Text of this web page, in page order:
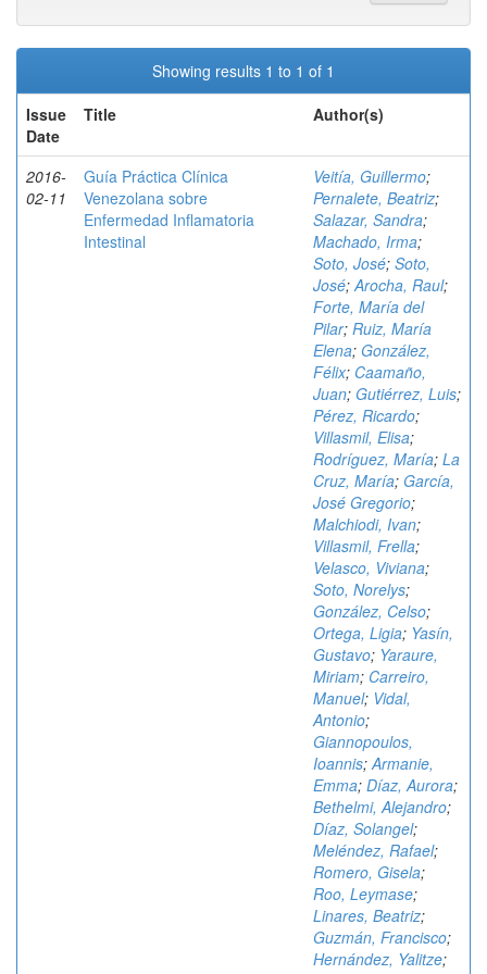
Showing results 1 to 1 of 1
Issue
Date
Title Author(s)
2016-
02-11
Guía Práctica Clínica
Venezolana sobre
Enfermedad Inflamatoria
Intestinal
Veitía, Guillermo;
Pernalete, Beatriz;
Salazar, Sandra;
Machado, Irma;
Soto, José; Soto,
José;Arocha, Raul;
Forte, María del
Pilar; Ruiz, María
Elena; González,
Félix; Caamaño,
Juan; Gutiérrez, Luis;
Pérez, Ricardo;
Villasmil, Elisa;
Rodríguez, María; La
Cruz, María; García,
José Gregorio;
Malchiodi, Ivan;
Villasmil, Frella;
Velasco, Viviana;
Soto, Norelys;
González, Celso;
Ortega, Ligia; Yasín,
Gustavo; Yaraure,
Miriam; Carreiro,
Manuel; Vidal,
Antonio;
Giannopoulos,
Ioannis;Armanie,
Emma; Díaz, Aurora;
Bethelmi, Alejandro;
Díaz, Solangel;
Meléndez, Rafael;
Romero, Gisela;
Roo, Leymase;
Linares, Beatriz;
Guzmán, Francisco;
Hernández, Yalitze;